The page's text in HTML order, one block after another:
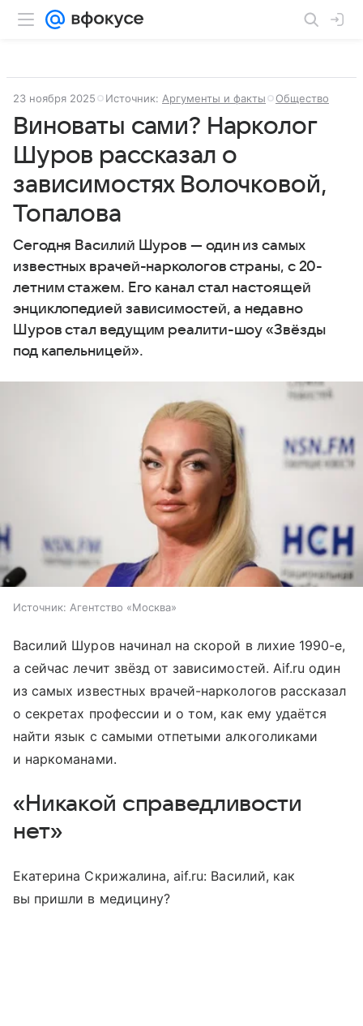
23 ноября 2025 Источник: Аргументы и факты Общество
Виноваты сами? Нарколог
Шуров рассказал о
зависимостях Волочковой,
Топалова
Сегодня Василий Шуров — один из самых
известных врачей-наркологов страны, с 20-
летним стажем. Его канал стал настоящей
энциклопедией зависимостей, а недавно
Шуров стал ведущим реалити-шоу «Звёзды
под капельницей».
Источник: Агентство «Москва»
Василий Шуров начинал на скорой в лихие 1990-е,
а сейчас лечит звёзд от зависимостей. Aif.ru один
из самых известных врачей-наркологов рассказал
о секретах профессии и о том, как ему удаётся
найти язык с самыми отпетыми алкоголиками
и наркоманами.
«Никакой справедливости
нет»
​Екатерина Скрижалина, aif.ru: Василий, как
вы пришли в медицину?